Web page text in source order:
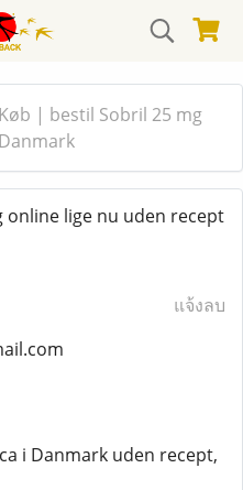
Køb | bestil Sobril 25 mg
lige nu uden recept
แจ้งลบ
i Danmark uden recept,